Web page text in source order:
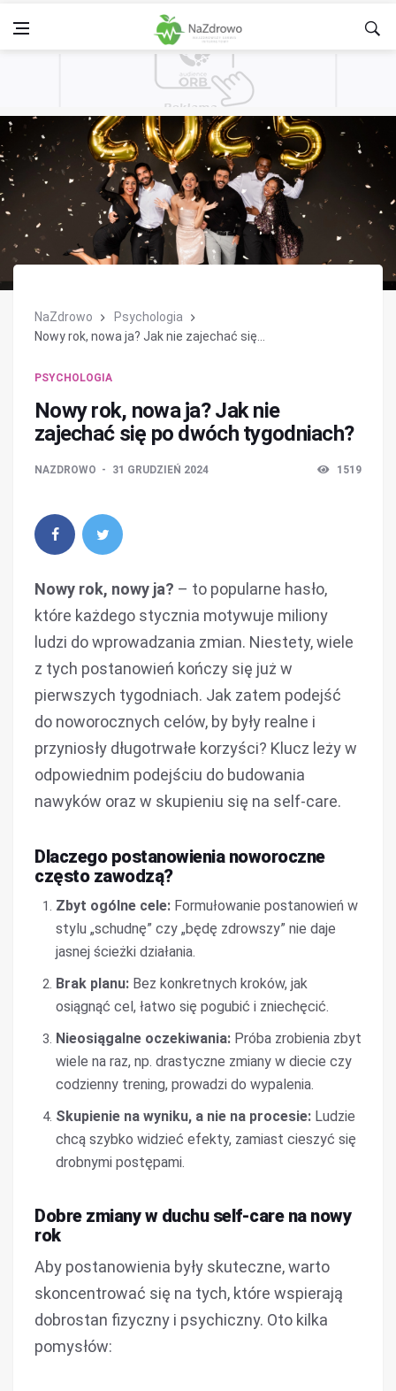
NaZdrowo
Psychologia
Nowy rok, nowa ja? Jak nie zajechać się...
PSYCHOLOGIA
Nowy rok, nowa ja? Jak nie
zajechać się po dwóch tygodniach?
NAZDROWO 31 GRUDZIEŃ 2024 1519
Nowy rok, nowy ja? – to popularne hasło,
które każdego stycznia motywuje miliony
ludzi do wprowadzania zmian. Niestety, wiele
z tych postanowień kończy się już w
pierwszych tygodniach. Jak zatem podejść
do noworocznych celów, by były realne i
przyniosły długotrwałe korzyści? Klucz leży w
odpowiednim podejściu do budowania
nawyków oraz w skupieniu się na self-care.
Dlaczego postanowienia noworoczne
często zawodzą?
Zbyt ogólne cele: Formułowanie postanowień w
stylu „schudnę” czy „będę zdrowszy” nie daje
jasnej ścieżki działania.
Brak planu: Bez konkretnych kroków, jak
osiągnąć cel, łatwo się pogubić i zniechęcić.
Nieosiągalne oczekiwania: Próba zrobienia zbyt
wiele na raz, np. drastyczne zmiany w diecie czy
codzienny trening, prowadzi do wypalenia.
Skupienie na wyniku, a nie na procesie: Ludzie
chcą szybko widzieć efekty, zamiast cieszyć się
drobnymi postępami.
Dobre zmiany w duchu self-care na nowy
rok
Aby postanowienia były skuteczne, warto
skoncentrować się na tych, które wspierają
dobrostan fizyczny i psychiczny. Oto kilka
pomysłów: